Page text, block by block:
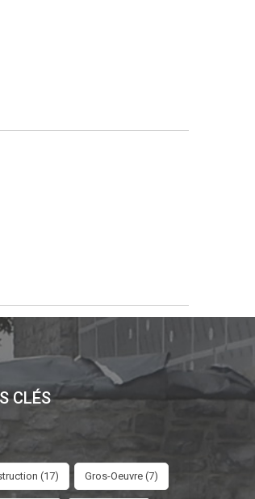
CLÉS
(17) Gros-Oeuvre (7)